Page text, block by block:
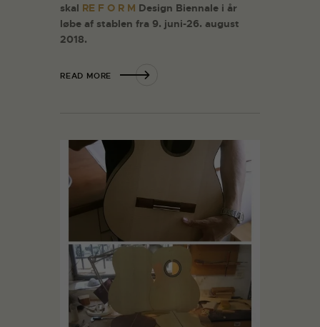
skal RE F O R M Design Biennale i år
løbe af stablen fra 9. juni-26. august
2018.
READ MORE